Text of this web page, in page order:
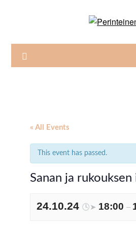
« All Events
This event has passed.
Sanan ja rukouksen
24.10.24 🕓➤ 18:00 –